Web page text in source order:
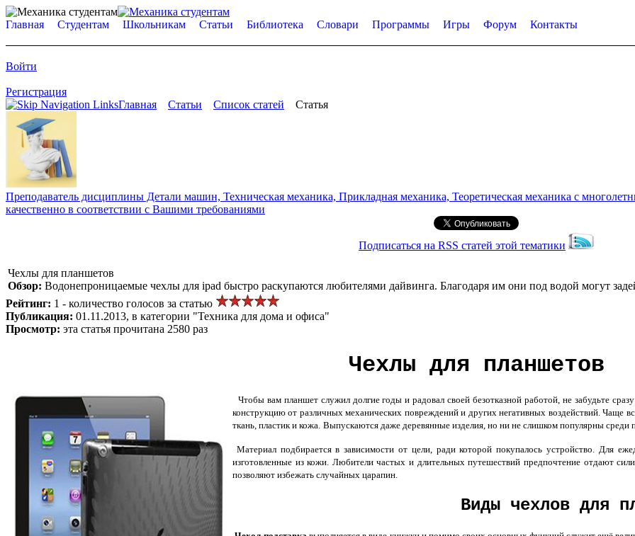
Главная Студентам Школьникам Статьи Библиотека Словари Программы Игры Форум Контакты
Войти
Регистрация
Главная
Статьи Список статей Статья
Преподаватель дисциплины Детали машин, Техническая механика, Прикладная механика, Теоретическая механика с
качественно в соответствии с Вашими требованиями
Подписаться на RSS статей этой тематики
Чехлы для планшетов
Обзор: Водонепроницаемые чехлы для ipad быстро раскупаются любителями дайвинга. Благодаря им они под водой могут
Рейтинг: 1 - количество голосов за статью
Публикация: 01.11.2013, в категории "Техника для дома и офиса"
Просмотр: эта статья прочитана 2580 раз
Чехлы для планшетов
Чтобы вам планшет служил долгие годы и радовал своей безотказной работой, не забудьте
конструкцию от различных механических повреждений и других негативных воздействий. Чаще
ткань, пластик и кожа. Выпускаются даже деревянные изделия, но ни не слишком популярны среди
Материал подбирается в зависимости от цели, ради которой покупалось устройство. Для
изготовленные из кожи. Любители частых и длительных путешествий предпочтение отдают
позволяют избежать случайных царапин.
Виды чехлов для